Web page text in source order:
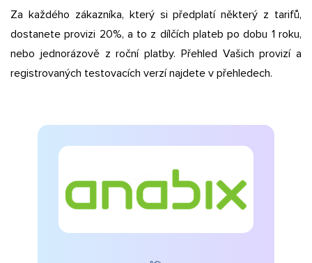
Za každého zákazníka, který si předplatí některý z tarifů,
dostanete provizi 20%, a to z dílčích plateb po dobu 1 roku,
nebo jednorázově z roční platby. Přehled Vašich provizí a
registrovaných testovacích verzí najdete v přehledech.